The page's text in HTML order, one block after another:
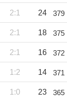
2:1 24 379
2:1 18 375
2:1 16 372
1:2 14 371
1:0 23 365